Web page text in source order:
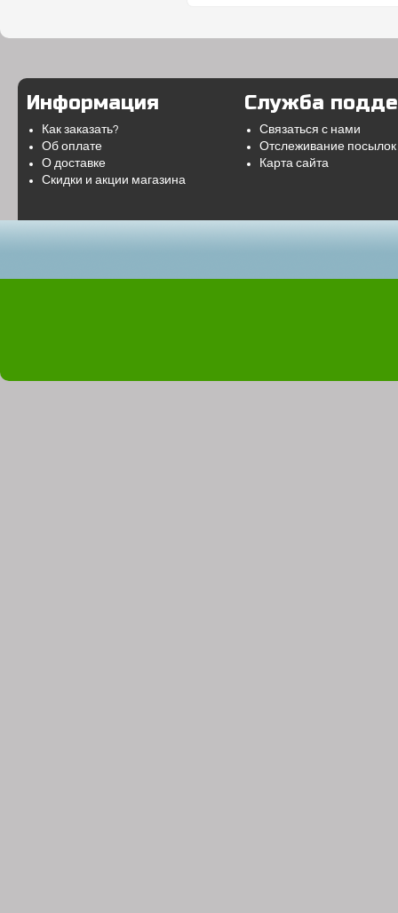
Информация
Как заказать?
Об оплате
О доставке
Скидки и акции магазина
Служба
Связаться с нами
Отслеживание посылок
Карта сайта